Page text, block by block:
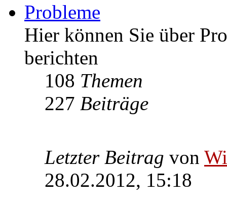
Probleme
Hier können Sie über
berichten
108 Themen
227 Beiträge
Letzter Beitrag von
28.02.2012, 15:18